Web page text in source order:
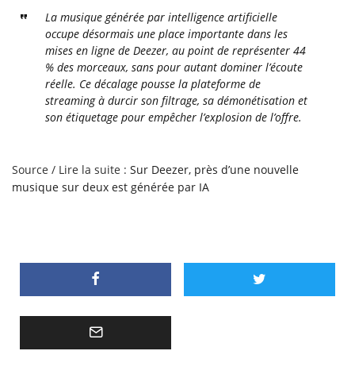
La musique générée par intelligence artificielle
occupe désormais une place importante dans les
mises en ligne de Deezer, au point de représenter 44
% des morceaux, sans pour autant dominer l’écoute
réelle. Ce décalage pousse la plateforme de
streaming à durcir son filtrage, sa démonétisation et
son étiquetage pour empêcher l’explosion de l’offre.
Source / Lire la suite : Sur Deezer, près d’une nouvelle
musique sur deux est générée par IA